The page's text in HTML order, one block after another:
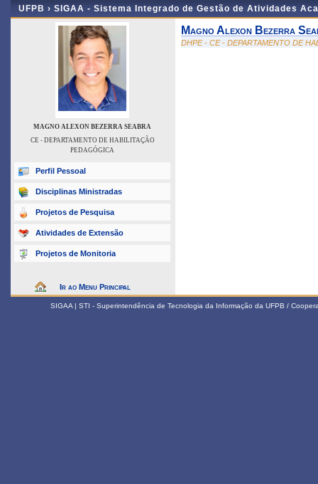
UFPB › SIGAA - Sistema Integrado de Gestão de Atividades
MAGNO ALEXON BEZERRA SEABRA
CE - DEPARTAMENTO DE HABILITAÇÃO
PEDAGÓGICA
Perfil Pessoal
Disciplinas Ministradas
Projetos de Pesquisa
Atividades de Extensão
Projetos de Monitoria
Ir ao Menu Principal
Magno Alexon Bezerra
DHPE - CE - DEPARTAMENTO DE
SIGAA | STI - Superintendência de Tecnologia da Informação da UFPB /